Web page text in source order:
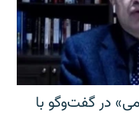
در گفت‌وگو با